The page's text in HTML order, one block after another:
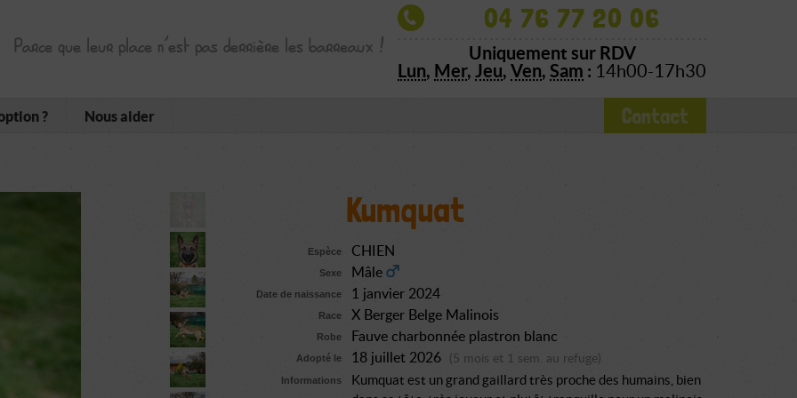
Parce que leur place n’est pas derrière les barreaux !
04 76 77 20 06
Uniquement sur RDV
Lun, Mer, Jeu, Ven, Sam : 14h00-17h30
? Nous aider Contact
Kumquat
Espèce CHIEN
Sexe Mâle
Date de naissance 1 janvier 2024
Race X Berger Belge Malinois
Robe Fauve charbonnée plastron blanc
Adopté le 18 juillet 2026 (5 mois et 1 sem. au refuge)
Informations
Kumquat est un grand gaillard très proche des humains, bien